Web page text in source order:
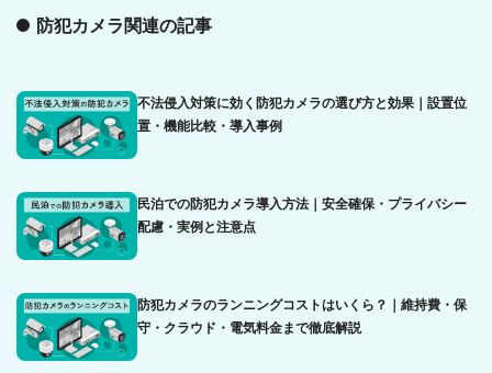
防犯カメラ関連の記事
不法侵入対策に効く防犯カメラの選び方と効果｜設置位
置・機能比較・導入事例
民泊での防犯カメラ導入方法｜安全確保・プライバシー
配慮・実例と注意点
防犯カメラのランニングコストはいくら？｜維持費・保
守・クラウド・電気料金まで徹底解説